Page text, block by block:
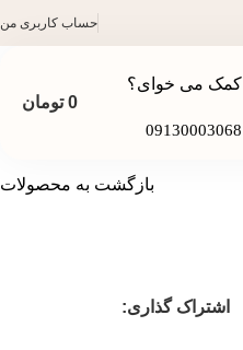
حساب کاربری من
کمک می خوای؟
09130003068
0 تومان
بازگشت به محصولات
اشتراک گذاری: